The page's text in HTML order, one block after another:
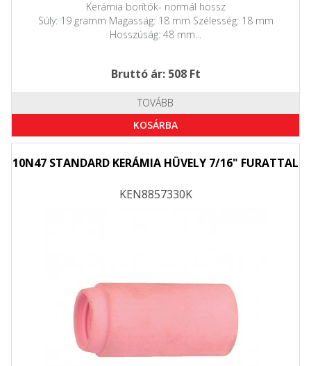
Kerámia borítók- normál hossz
Súly: 19 gramm Magasság: 18 mm Szélesség: 18 mm
Hosszúság: 48 mm...
Bruttó ár: 508 Ft
TOVÁBB
KOSÁRBA
10N47 STANDARD KERÁMIA HÜVELY 7/16" FURATTAL
KEN8857330K